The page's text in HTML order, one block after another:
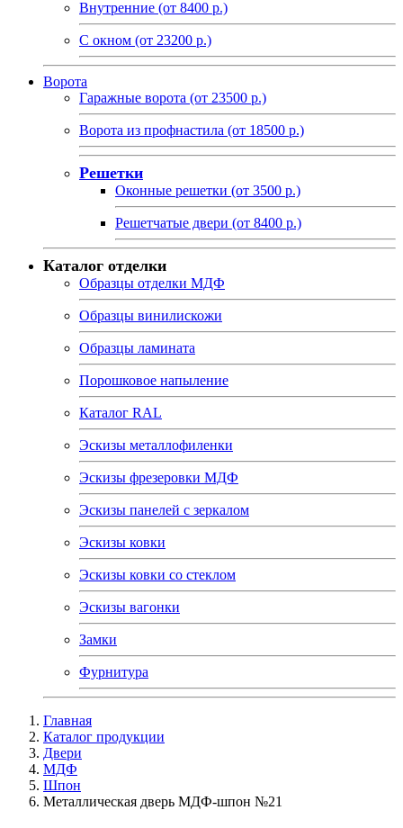
Внутренние (от 8400 р.)
С окном (от 23200 р.)
Ворота
Гаражные ворота (от 23500 р.)
Ворота из профнастила (от 18500 р.)
Решетки
Оконные решетки (от 3500 р.)
Решетчатые двери (от 8400 р.)
Каталог отделки
Образцы отделки МДФ
Образцы винилискожи
Образцы ламината
Порошковое напыление
Каталог RAL
Эскизы металлофиленки
Эскизы фрезеровки МДФ
Эскизы панелей с зеркалом
Эскизы ковки
Эскизы ковки со стеклом
Эскизы вагонки
Замки
Фурнитура
Главная
Каталог продукции
Двери
МДФ
Шпон
Металлическая дверь МДФ-шпон №21